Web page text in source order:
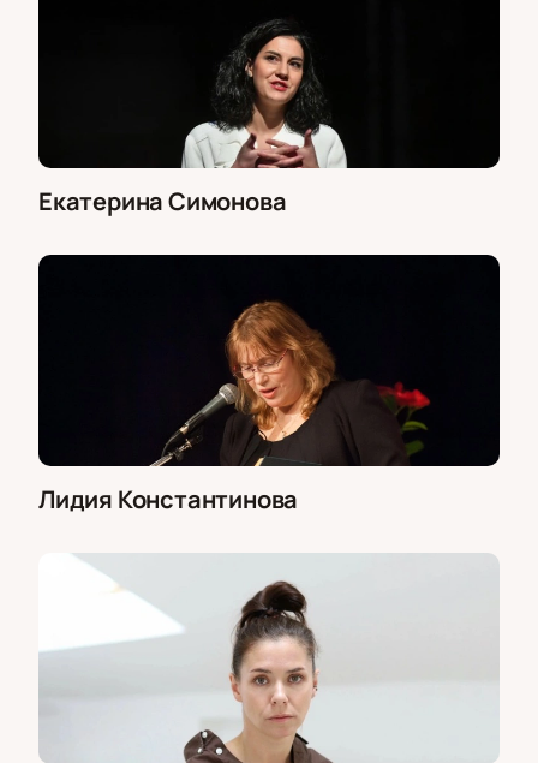
Екатерина Симонова
Лидия Константинова